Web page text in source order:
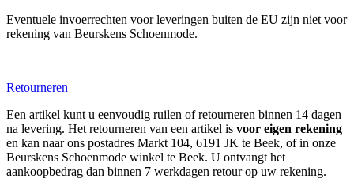
Eventuele invoerrechten voor leveringen buiten de EU zijn niet voor
rekening van Beurskens Schoenmode.
Retourneren
Een artikel kunt u eenvoudig ruilen of retourneren binnen 14 dagen
na levering. Het retourneren van een artikel is voor eigen rekening
en kan naar ons postadres Markt 104, 6191 JK te Beek, of in onze
Beurskens Schoenmode winkel te Beek. U ontvangt het
aankoopbedrag dan binnen 7 werkdagen retour op uw rekening.